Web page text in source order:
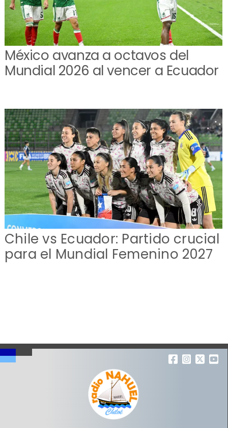
México avanza a octavos del
Mundial 2026 al vencer a Ecuador
Chile vs Ecuador: Partido crucial
para el Mundial Femenino 2027